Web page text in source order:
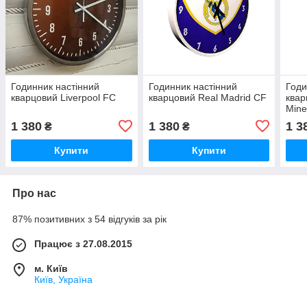
Годинник настінний
кварцовий Liverpool FC
1 380 ₴
Купити
Годинник настінний
кварцовий Real Madrid CF
1 380₴
Купити
1
Про нас
87% позитивних з 54 відгуків за рік
Працює з 27.08.2015
м. Київ
Київ, Україна